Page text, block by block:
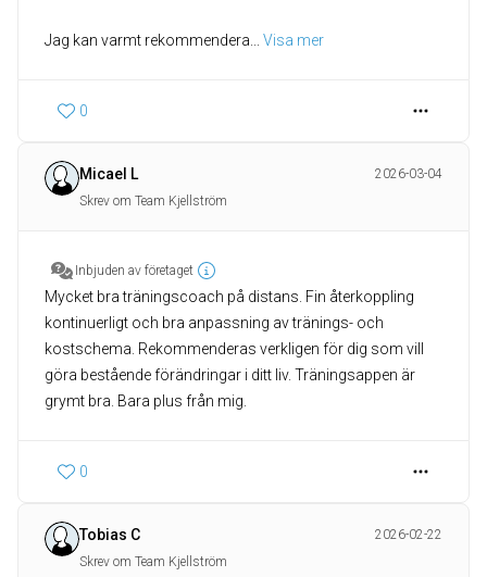
Jag kan varmt rekommendera Visa mer
0
Micael L
2026-03-04
Skrev om Team Kjellström
Inbjuden av företaget
Mycket bra träningscoach på distans. Fin återkoppling
kontinuerligt och bra anpassning av tränings- och
kostschema. Rekommenderas verkligen för dig som vill
göra bestående förändringar i ditt liv. Träningsappen är
grymt bra. Bara plus från mig.
0
Tobias C
2026-02-22
Skrev om Team Kjellström